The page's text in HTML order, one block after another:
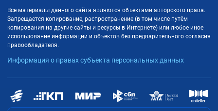
Все материалы данного сайта являются объектами авторского права.
Запрещается копирование, распространение (в том числе путём
копирования на другие сайты и ресурсы в Интернете) или любое иное
использование информации и объектов без предварительного согласия
правообладателя.
Информация о правах субъекта персональных данных